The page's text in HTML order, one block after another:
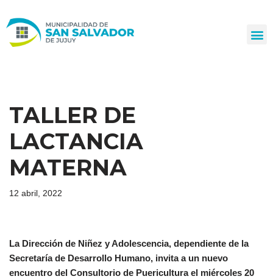
al
TALLER DE
LACTANCIA
MATERNA
12 abril, 2022
La Dirección de Niñez y Adolescencia, dependiente de la
Secretaría de Desarrollo Humano, invita a un nuevo
encuentro del Consultorio de Puericultura el miércoles 20